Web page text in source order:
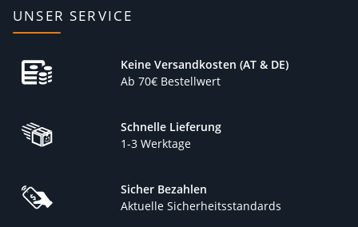
UNSER SERVICE
Keine Versandkosten (AT & DE)
Ab 70€ Bestellwert
Schnelle Lieferung
1-3 Werktage
Sicher Bezahlen
Aktuelle Sicherheitsstandards